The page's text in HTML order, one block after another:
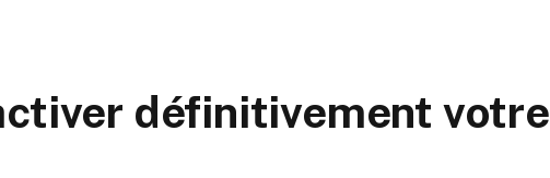
définitivement votre